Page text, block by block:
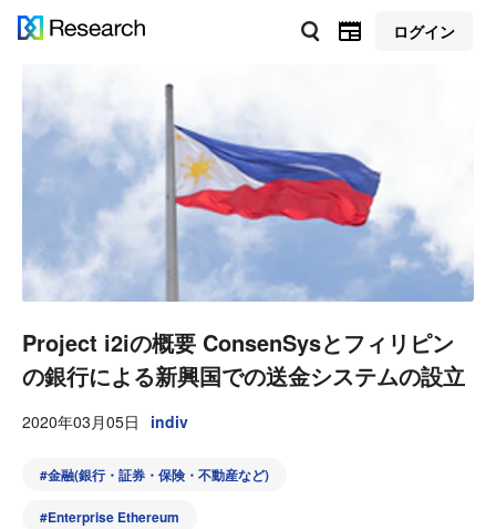
ログイン
Project i2iの概要 ConsenSysとフィリピン
の銀行による新興国での送金システムの設立
2020年03月05日 indiv
#金融(銀行・証券・保険・不動産など)
#Enterprise Ethereum